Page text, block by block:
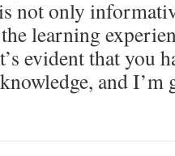
not only
learning
evident that you
and I’m